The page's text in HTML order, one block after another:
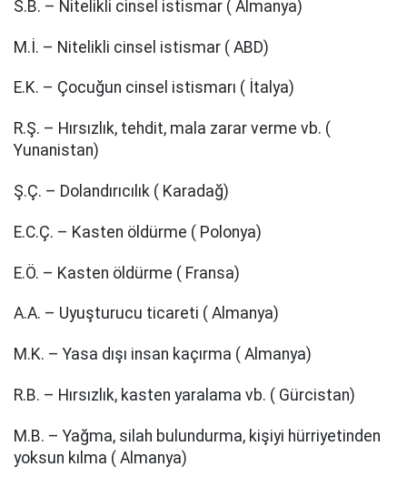
S.B. – Nitelikli cinsel istismar ( Almanya)
M.İ. – Nitelikli cinsel istismar ( ABD)
E.K. – Çocuğun cinsel istismarı ( İtalya)
R.Ş. – Hırsızlık, tehdit, mala zarar verme vb. (
Yunanistan)
Ş.Ç. – Dolandırıcılık ( Karadağ)
E.C.Ç. – Kasten öldürme ( Polonya)
E.Ö. – Kasten öldürme ( Fransa)
A.A. – Uyuşturucu ticareti ( Almanya)
M.K. – Yasa dışı insan kaçırma ( Almanya)
R.B. – Hırsızlık, kasten yaralama vb. ( Gürcistan)
M.B. – Yağma, silah bulundurma, kişiyi hürriyetinden
yoksun kılma ( Almanya)